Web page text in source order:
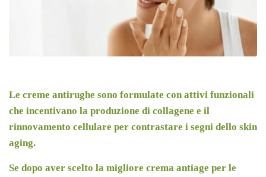
Le creme antirughe sono formulate con attivi funzionali
che incentivano la produzione di collagene e il
rinnovamento cellulare per contrastare i segni dello skin
aging.
Se dopo aver scelto la migliore crema antiage per le